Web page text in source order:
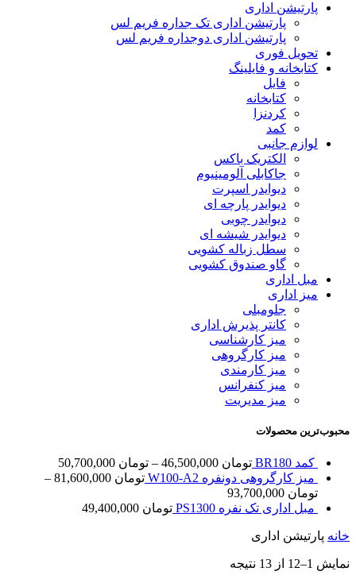
پارتیشن اداری
پارتیشن اداری تک جداره فریم لس
پارتیشن اداری دوجداره فریم لس
تحویل فوری
کتابخانه و فایلینگ
فایل
کتابخانه
کردنزا
کمد
لوازم جانبی
الکتریک باکس
جاکابلی آلومینیوم
دیوایدر اسپرت
دیوایدر پارچه ای
دیوایدر چوبی
دیوایدر شیشه ای
سطل زباله کشویی
گاو صندوق کشویی
مبل اداری
میز اداری
جلومبلی
کانتر پذیرش اداری
میز کارشناسی
میز کارگروهی
میز کارمندی
میز کنفرانس
میز مدیریت
محبوب‌ترین محصولات
کمد BR180 تومان – تومان
میز کارگروهی دونفره W100-A2
تومان
–
تومان
مبل اداری تک نفره PS1300
تومان
خانه پارتیشن اداری
نمایش 1–12 از 13 نتیجه